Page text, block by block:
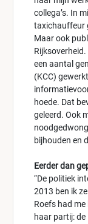
collega’s. In
taxichauffeur
Maar ook
een aantal
(KCC)
hoede. Dat
geleerd. Ook
bijhouden en
Eerder dan
“De politiek
2013 ben ik
Roefs had
haar partij: